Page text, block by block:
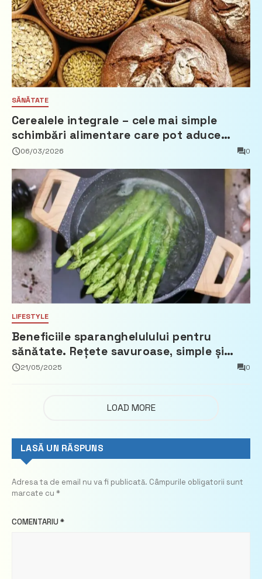
SĂNĂTATE
Cerealele integrale – cele mai simple
schimbări alimentare care pot aduce
beneficii reale
06/03/2026 0
LIFESTYLE
Beneficiile sparanghelulului pentru
sănătate. Rețete savuroase, simple și
ușor de pregătit
21/05/2025 0
LOAD MORE
LASĂ UN RĂSPUNS
Adresa ta de email nu va fi publicată. Câmpurile obligatorii sunt
marcate cu *
COMENTARIU *